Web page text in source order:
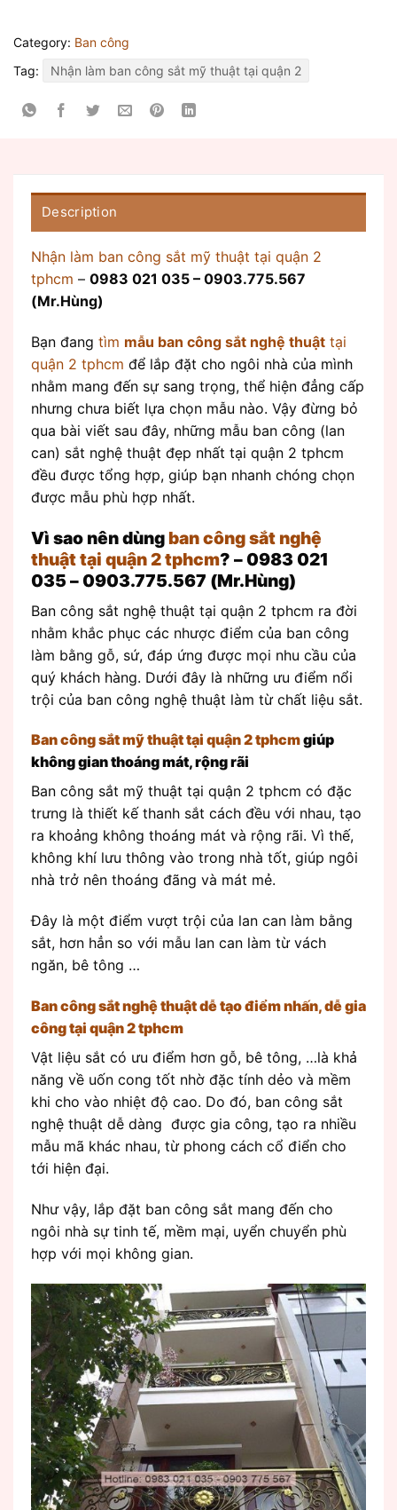
Category: Ban công
Tag:
Nhận làm ban công sắt mỹ thuật tại quận 2
Description
Nhận làm ban công sắt mỹ thuật tại quận 2
tphcm – 0983 021 035 – 0903.775.567
(Mr.Hùng)
Bạn đang tìm mẫu ban công sắt nghệ thuật tại
quận 2 tphcm để lắp đặt cho ngôi nhà của mình
nhằm mang đến sự sang trọng, thể hiện đẳng cấp
nhưng chưa biết lựa chọn mẫu nào. Vậy đừng bỏ
qua bài viết sau đây, những mẫu ban công (lan
can) sắt nghệ thuật đẹp nhất tại quận 2 tphcm
đều được tổng hợp, giúp bạn nhanh chóng chọn
được mẫu phù hợp nhất.
Vì sao nên dùngban công sắt nghệ
thuật tại quận 2 tphcm? –0983 021
035 – 0903.775.567 (Mr.Hùng)
Ban công sắt nghệ thuật tại quận 2 tphcm ra đời
nhằm khắc phục các nhược điểm của ban công
làm bằng gỗ, sứ, đáp ứng được mọi nhu cầu của
quý khách hàng. Dưới đây là những ưu điểm nổi
trội của ban công nghệ thuật làm từ chất liệu sắt.
Ban công sắt mỹ thuật tại quận 2 tphcmgiúp
không gian thoáng mát, rộng rãi
Ban công sắt mỹ thuật tại quận 2 tphcm có đặc
trưng là thiết kế thanh sắt cách đều với nhau, tạo
ra khoảng không thoáng mát và rộng rãi. Vì thế,
không khí lưu thông vào trong nhà tốt, giúp ngôi
nhà trở nên thoáng đãng và mát mẻ.
Đây là một điểm vượt trội của lan can làm bằng
sắt, hơn hẳn so với mẫu lan can làm từ vách
ngăn, bê tông …
Ban công sắt nghệ thuật dễ tạo điểm nhấn, dễ gia
công tại quận 2 tphcm
Vật liệu sắt có ưu điểm hơn gỗ, bê tông, …là khả
năng về uốn cong tốt nhờ đặc tính dẻo và mềm
khi cho vào nhiệt độ cao. Do đó, ban công sắt
nghệ thuật dễ dàng được gia công, tạo ra nhiều
mẫu mã khác nhau, từ phong cách cổ điển cho
tới hiện đại.
Như vậy, lắp đặt ban công sắt mang đến cho
ngôi nhà sự tinh tế, mềm mại, uyển chuyển phù
hợp với mọi không gian.